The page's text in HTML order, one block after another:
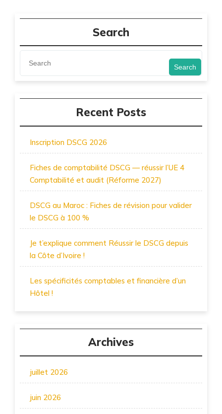
Search
Search
Recent Posts
Inscription DSCG 2026
Fiches de comptabilité DSCG — réussir l’UE 4
Comptabilité et audit (Réforme 2027)
DSCG au Maroc : Fiches de révision pour valider
le DSCG à 100 %
Je t’explique comment Réussir le DSCG depuis
la Côte d’Ivoire !
Les spécificités comptables et financière d’un
Hôtel !
Archives
juillet 2026
juin 2026